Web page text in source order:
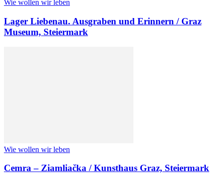
Wie wollen wir leben
Lager Liebenau. Ausgraben und Erinnern / Graz
Museum, Steiermark
Wie wollen wir leben
Cemra – Ziamliačka / Kunsthaus Graz, Steiermark